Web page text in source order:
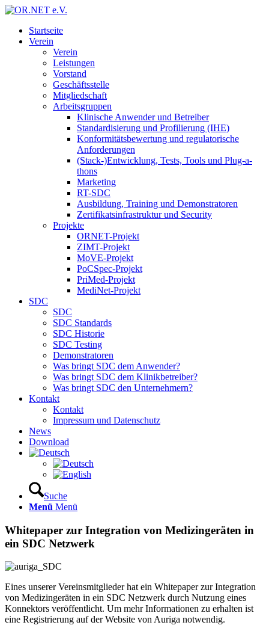
Startseite
Verein
Verein
Leistungen
Vorstand
Geschäftsstelle
Mitgliedschaft
Arbeitsgruppen
Klinische Anwender und Betreiber
Standardisierung und Profilierung (IHE)
Konformitätsbewertung und regulatorische
Anforderungen
(Stack-)Entwicklung, Tests, Tools und Plug-a-
thons
Marketing
RT-SDC
Ausbildung, Training und Demonstratoren
Zertifikatsinfrastruktur und Security
Projekte
ORNET-Projekt
ZIMT-Projekt
MoVE-Projekt
PoCSpec-Projekt
PriMed-Projekt
MediNet-Projekt
SDC
SDC
SDC Standards
SDC Historie
SDC Testing
Demonstratoren
Was bringt SDC dem Anwender?
Was bringt SDC dem Klinikbetreiber?
Was bringt SDC den Unternehmern?
Kontakt
Kontakt
Impressum und Datenschutz
News
Download
Suche
Menü Menü
Whitepaper zur Integration von Medizingeräten in
ein SDC Netzwerk
Eines unserer Vereinsmitglieder hat ein Whitepaper zur Integration
von Medizingeräten in ein SDC Netzwerk durch Nutzung eines
Konnektors veröffentlicht. Um mehr Informationen zu erhalten ist
eine Registrierung auf der Website von Auriga notwendig.